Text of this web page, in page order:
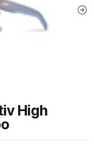
High